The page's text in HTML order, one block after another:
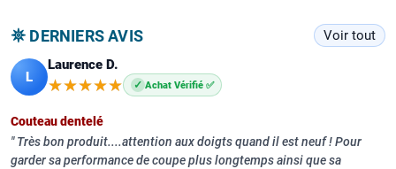
𖤓 DERNIERS AVIS Voir tout
L
Laurence D.
★★★★★
★★★★★ ✓ Achat Vérifié ✅
Couteau dentelé
Très bon produit....attention aux doigts quand il est neuf ! Pour
garder sa performance de coupe plus longtemps ainsi que sa